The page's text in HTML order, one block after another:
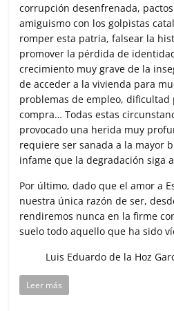
corrupción desenfrenada,
amiguismo con los golpistas
romper esta patria, falsear la
promover la pérdida de
crecimiento muy grave de la
de acceder a la vivienda para
problemas de empleo, dificultad
compra… Todas estas
provocado una herida muy
requiere ser sanada a la mayor
infame que la degradación siga
Por último, dado que el amor a
nuestra única razón de ser,
rendiremos nunca en la firme
suelo todo aquello que ha sido
Luis Eduardo de la Hoz
Leer más